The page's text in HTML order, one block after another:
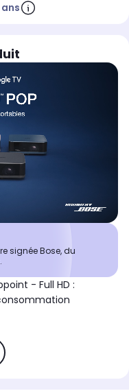
ans
signée Bose, du
- Full HD :